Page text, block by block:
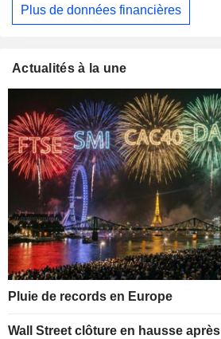
Plus de données financières
Actualités à la une
Pluie de records en Europe
Wall Street clôture en hausse après